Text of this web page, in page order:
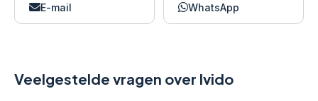
E-mail WhatsApp
Veelgestelde vragen over Ivido